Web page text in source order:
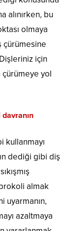
alınırken, bu
olmaya
çürümesine
için
çürümeye yol
kullanmayı
dediği gibi diş
almak
uyarmanın,
azaltmaya